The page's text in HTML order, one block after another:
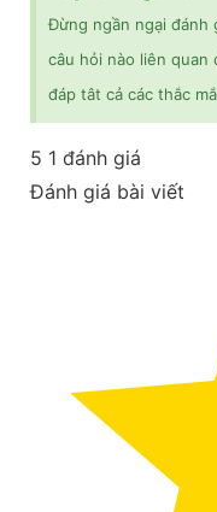
Đừng ngần ngại đánh
câu hỏi nào liên quan
đáp tât cả các thắc
5 1 đánh giá
Đánh giá bài viết